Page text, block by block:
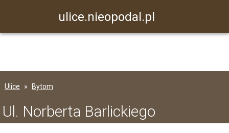
ulice.nieopodal.pl
Ulice Bytom
Ul. Norberta Barlickiego